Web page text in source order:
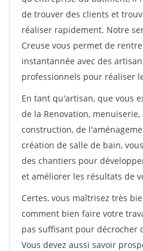
de trouver des clients et
réaliser rapidement. Notre
Creuse vous permet de
instantannée avec des
professionnels pour réaliser
En tant qu'artisan, que vous
de la Renovation,
construction, de
création de salle de bain,
des chantiers pour
et améliorer les résultats de
Certes, vous maîtrisez très
comment bien faire votre
pas suffisant pour décrocher
Vous devez aussi savoir